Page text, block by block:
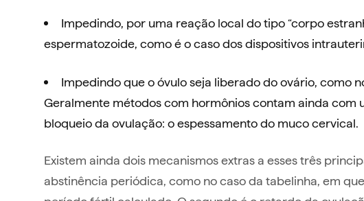
Impedindo, por uma reação local do tipo “corpo
espermatozoide, como é o caso dos dispositivos
Impedindo que o óvulo seja liberado do ovário, como
Geralmente métodos com hormônios contam ainda com
bloqueio da ovulação: o espessamento do muco cervical.
Existem ainda dois mecanismos extras a esses três
abstinência periódica, como no caso da tabelinha, em